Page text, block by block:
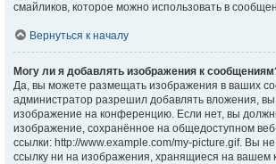
смайликов, которое можно использовать в
Вернуться к началу
Могу ли я добавлять изображения к
Да, вы можете размещать изображения в ваших
администратор разрешил добавлять вложения, вы
изображение на конференцию. Если нет, вы
изображение, сохранённое на общедоступном
ссылки: http://www.example.com/my-picture.gif. Вы
ссылку ни на изображения, хранящиеся на вашем